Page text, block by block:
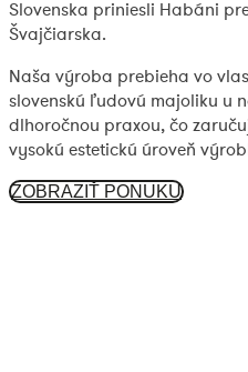
Slovenska priniesli Habáni
Švajčiarska.
Naša výroba prebieha vo
slovenskú ľudovú majoliku u
dlhoročnou praxou, čo
vysokú estetickú úroveň
ZOBRAZIŤ PONUKU